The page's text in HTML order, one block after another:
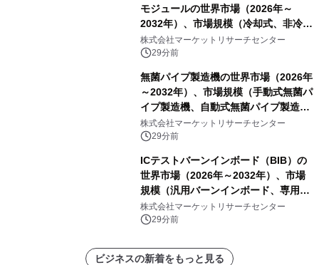
モジュールの世界市場（2026年～
2032年）、市場規模（冷却式、非冷却
式）・分析レポートを発表
株式会社マーケットリサーチセンター
29分前
無菌パイプ製造機の世界市場（2026年
～2032年）、市場規模（手動式無菌パ
イプ製造機、自動式無菌パイプ製造
機）・分析レポートを発表
株式会社マーケットリサーチセンター
29分前
ICテストバーンインボード（BIB）の
世界市場（2026年～2032年）、市場
規模（汎用バーンインボード、専用バ
ーンインボード）・分析レポートを発
表
株式会社マーケットリサーチセンター
29分前
ビジネスの新着をもっと見る